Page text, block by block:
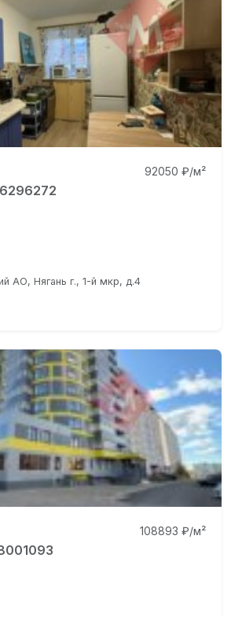
92050 ₽/м²
АО, Нягань г., 1-й мкр, д.4
108893 ₽/м²